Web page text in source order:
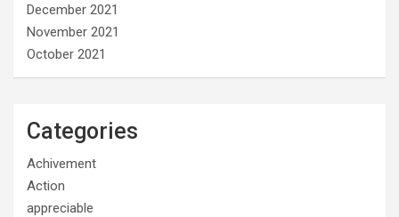
December 2021
November 2021
October 2021
Categories
Achivement
Action
appreciable